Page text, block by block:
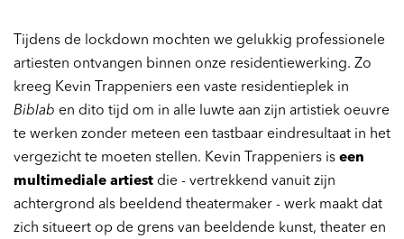
Tijdens de lockdown mochten we gelukkig professionele
artiesten ontvangen binnen onze residentiewerking. Zo
kreeg Kevin Trappeniers een vaste residentieplek in
Biblab en dito tijd om in alle luwte aan zijn artistiek oeuvre
te werken zonder meteen een tastbaar eindresultaat in het
vergezicht te moeten stellen. Kevin Trappeniers is een
multimediale artiest die - vertrekkend vanuit zijn
achtergrond als beeldend theatermaker - werk maakt dat
zich situeert op de grens van beeldende kunst, theater en
Inzoomen